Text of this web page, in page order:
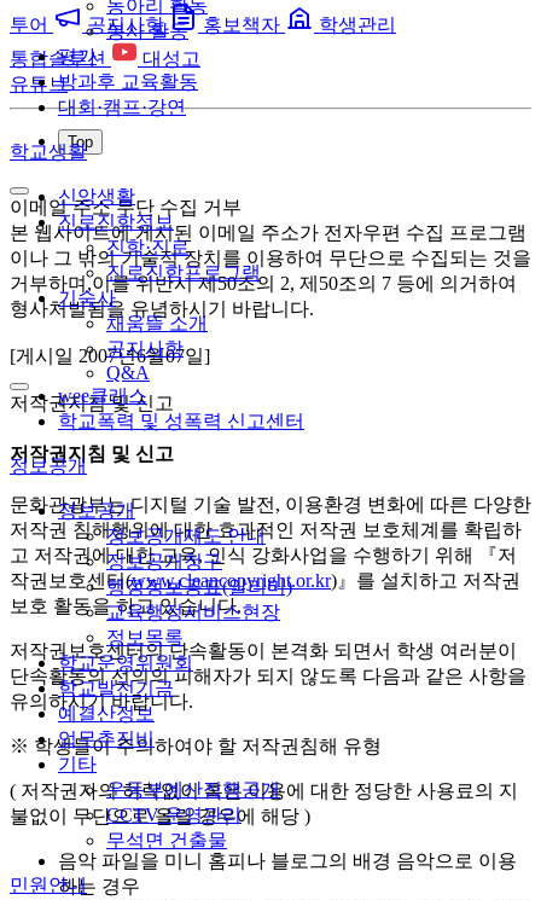
동아리 활동
봉사 활동
평가
방과후 교육활동
대회·캠프·강연
학교생활
신앙생활
진로진학정보
진학·진로
진로진학프로그램
기숙사
채움뜰 소개
공지사항
Q&A
wee클래스
학교폭력 및 성폭력 신고센터
정보공개
정보공개
정보공개제도 안내
정보공개청구
행정정보공표(알리미)
교육행정서비스현장
정보목록
학교운영위원회
학교발전기금
예결산정보
업무추진비
기타
운동부예산집행공개
CCTV 운영관리
무석면 건출물
민원안내
투어 공지사항 홍보책자
학생관리
통합솔루션
대성고
유튜브
Top
이메일 주소 무단 수집 거부
본 웹사이트에 게시된 이메일 주소가 전자우편 수집 프로그램
이나 그 밖의 기술적 장치를 이용하여 무단으로 수집되는 것을
거부하며,이를 위반시 제50조의 2, 제50조의 7 등에 의거하여
형사처벌됨을 유념하시기 바랍니다.
[게시일 2007년6월07일]
저작권지침 및 신고
저작권지침 및 신고
문화관광부는 디지털 기술 발전, 이용환경 변화에 따른 다양한
저작권 침해행위에 대한 효과적인 저작권 보호체계를 확립하
고 저작권에 대한 교육, 인식 강화사업을 수행하기 위해 『저
작권보호센터(www.cleancopyright.or.kr)』를 설치하고 저작권
보호 활동을 하고 있습니다.
저작권보호센터의 단속활동이 본격화 되면서 학생 여러분이
단속활동의 선의의 피해자가 되지 않도록 다음과 같은 사항을
유의하시기 바랍니다.
※ 학생들이 주의하여야 할 저작권침해 유형
( 저작권자의 허락없이 혹은 이용에 대한 정당한 사용료의 지
불없이 무단으로 올릴 경우에 해당 )
음악 파일을 미니 홈피나 블로그의 배경 음악으로 이용
하는 경우